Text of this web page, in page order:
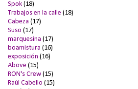
Spok (18)
Trabajos en la calle (18)
Cabeza (17)
Suso (17)
marquesina (17)
boamistura (16)
exposición (16)
Above (15)
RON's Crew (15)
Raúl Cabello (15)